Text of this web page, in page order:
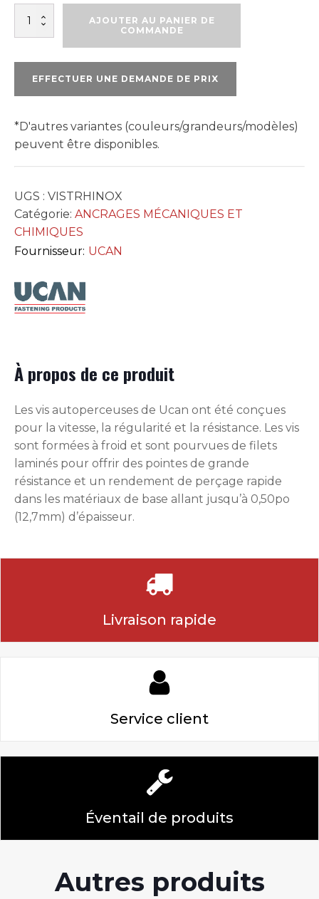
quantité
HEXAGONALE
AVEC
-
DE
FRAISÉ
AJOUTER AU PANIER DE
COMMANDE
EFFECTUER UNE DEMANDE DE PRIX
*D'autres variantes (couleurs/grandeurs/modèles)
peuvent être disponibles.
UGS : VISTRHINOX
Catégorie: ANCRAGES MÉCANIQUES ET
CHIMIQUES
Fournisseur: UCAN
À propos de ce produit
Les vis autoperceuses de Ucan ont été conçues
pour la vitesse, la régularité et la résistance. Les vis
sont formées à froid et sont pourvues de filets
laminés pour offrir des pointes de grande
résistance et un rendement de perçage rapide
dans les matériaux de base allant jusqu’à 0,50po
(12,7mm) d’épaisseur.
Livraison rapide
Service client
Éventail de produits
Autres produits